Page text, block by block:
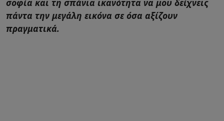
σοφία και τη σπάνια ικανότητα να μου δείχνεις
πάντα την μεγάλη εικόνα σε όσα αξίζουν
πραγματικά.